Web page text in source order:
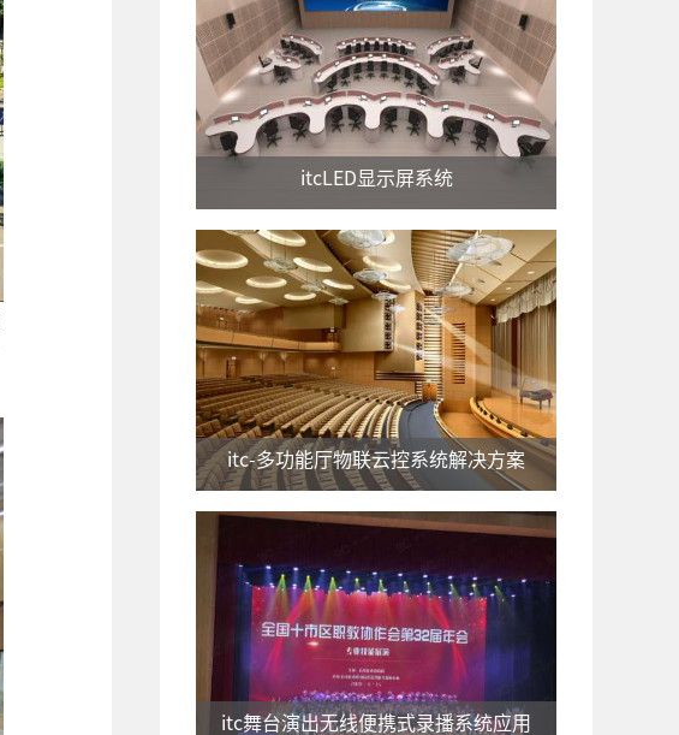
itcLED显示屏系统
itc-多功能厅物联云控系统解决方案
itc舞台演出无线便携式录播系统应用